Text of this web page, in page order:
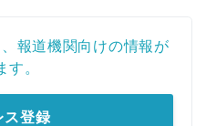
報道機関向けの情報が
す。
ス登録